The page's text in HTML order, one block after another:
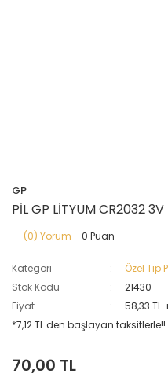
GP
PİL GP LİTYUM CR2032
(0) Yorum - 0 Puan
Kategori
Özel Tip
Stok Kodu
21430
Fiyat
58,33 TL
*7,12 TL den başlayan taksitlerle!!
70,00 TL